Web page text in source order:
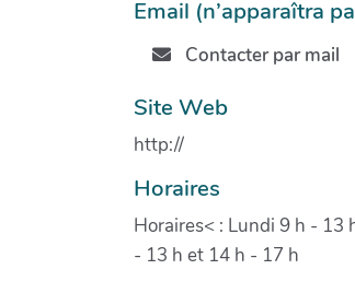
Email (n’apparaîtra
Contacter par mail
Site Web
http://
Horaires
Horaires< : Lundi 9 h - 13
- 13 h et 14 h - 17 h